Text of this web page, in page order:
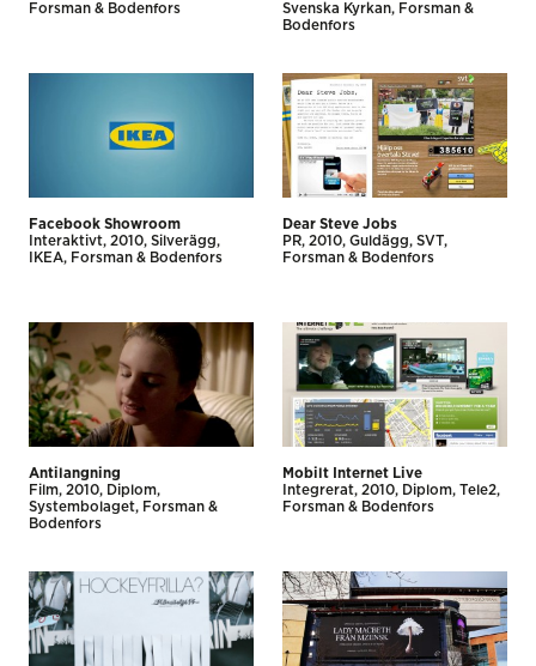
Forsman & Bodenfors
Svenska Kyrkan
Forsman &
Bodenfors
Facebook Showroom
Interaktivt 2010 Silverägg
IKEA
Forsman & Bodenfors
Dear Steve Jobs
PR 2010 Guldägg
SVT
Forsman & Bodenfors
Antilangning
Film 2010
Diplom
Systembolaget
Forsman &
Bodenfors
Mobilt Internet Live
Integrerat 2010 Diplom Tele2
Forsman & Bodenfors